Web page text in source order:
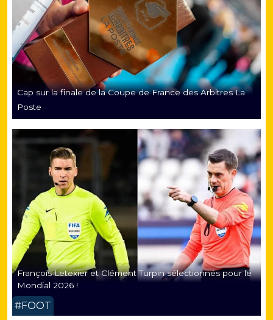
Cap sur la finale de la Coupe de France des Arbitres La
Poste
François Letexier et Clément Turpin sélectionnés pour le
Mondial 2026 !
#FOOT